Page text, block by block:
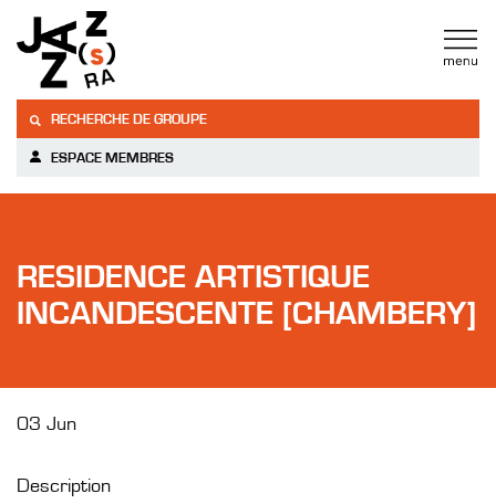
RECHERCHE DE GROUPE
ESPACE MEMBRES
RESIDENCE ARTISTIQUE
INCANDESCENTE [CHAMBERY]
03 Jun
Description